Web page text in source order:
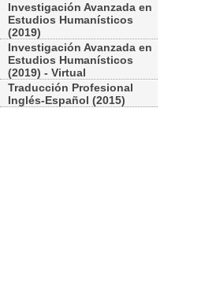
Investigación Avanzada en
Estudios Humanísticos
(2019)
Investigación Avanzada en
Estudios Humanísticos
(2019) - Virtual
Traducción Profesional
Inglés-Español (2015)